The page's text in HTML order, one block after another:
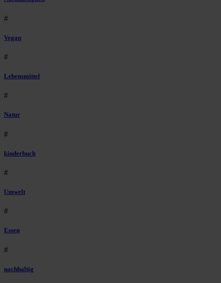
#
Vegan
#
Lebensmittel
#
Natur
#
kinderbuch
#
Umwelt
#
Essen
#
nachhaltig